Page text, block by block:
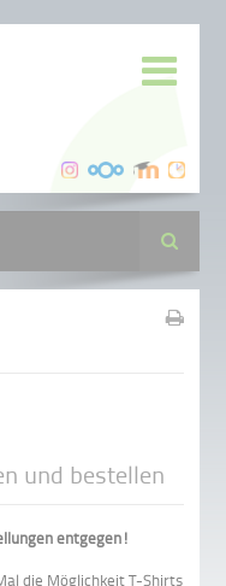
Suche
und bestellen
entgegen!
die Möglichkeit T-Shirts